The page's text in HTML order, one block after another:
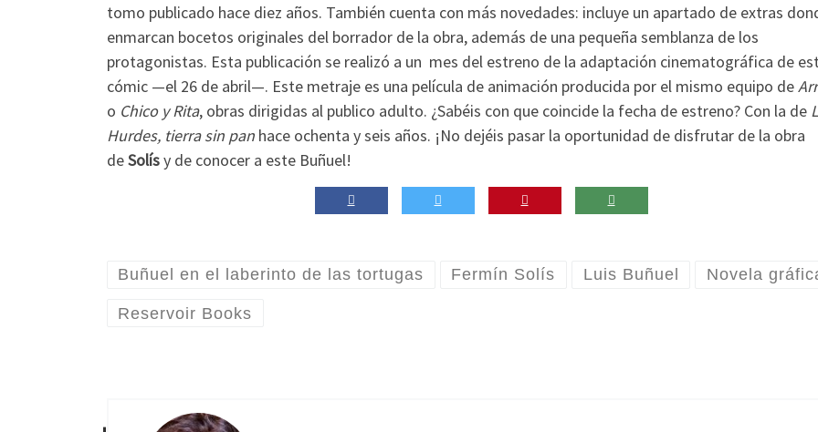
tomo publicado hace diez años. También cuenta con más novedades: incluye un apartado de extras
enmarcan bocetos originales del borrador de la obra, además de una pequeña semblanza de los
protagonistas. Esta publicación se realizó a un mes del estreno de la adaptación cinematográfica de
cómic —el 26 de abril—. Este metraje es una película de animación producida por el mismo equipo de
o Chico y Rita, obras dirigidas al publico adulto. ¿Sabéis con que coincide la fecha de estreno? Con la de
Hurdes, tierra sin pan hace ochenta y seis años. ¡No dejéis pasar la oportunidad de disfrutar de la obra
deSolísy de conocer a este Buñuel!
Buñuel en el laberinto de las tortugas Fermín Solís Luis Buñuel Novela
Reservoir Books